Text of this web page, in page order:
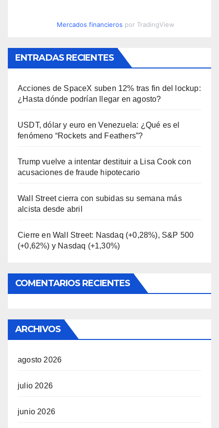
Mercados financieros por TradingView
ENTRADAS RECIENTES
Acciones de SpaceX suben 12% tras fin del lockup:
¿Hasta dónde podrían llegar en agosto?
USDT, dólar y euro en Venezuela: ¿Qué es el
fenómeno “Rockets and Feathers”?
Trump vuelve a intentar destituir a Lisa Cook con
acusaciones de fraude hipotecario
Wall Street cierra con subidas su semana más
alcista desde abril
Cierre en Wall Street: Nasdaq (+0,28%), S&P 500
(+0,62%) y Nasdaq (+1,30%)
COMENTARIOS RECIENTES
ARCHIVOS
agosto 2026
julio 2026
junio 2026